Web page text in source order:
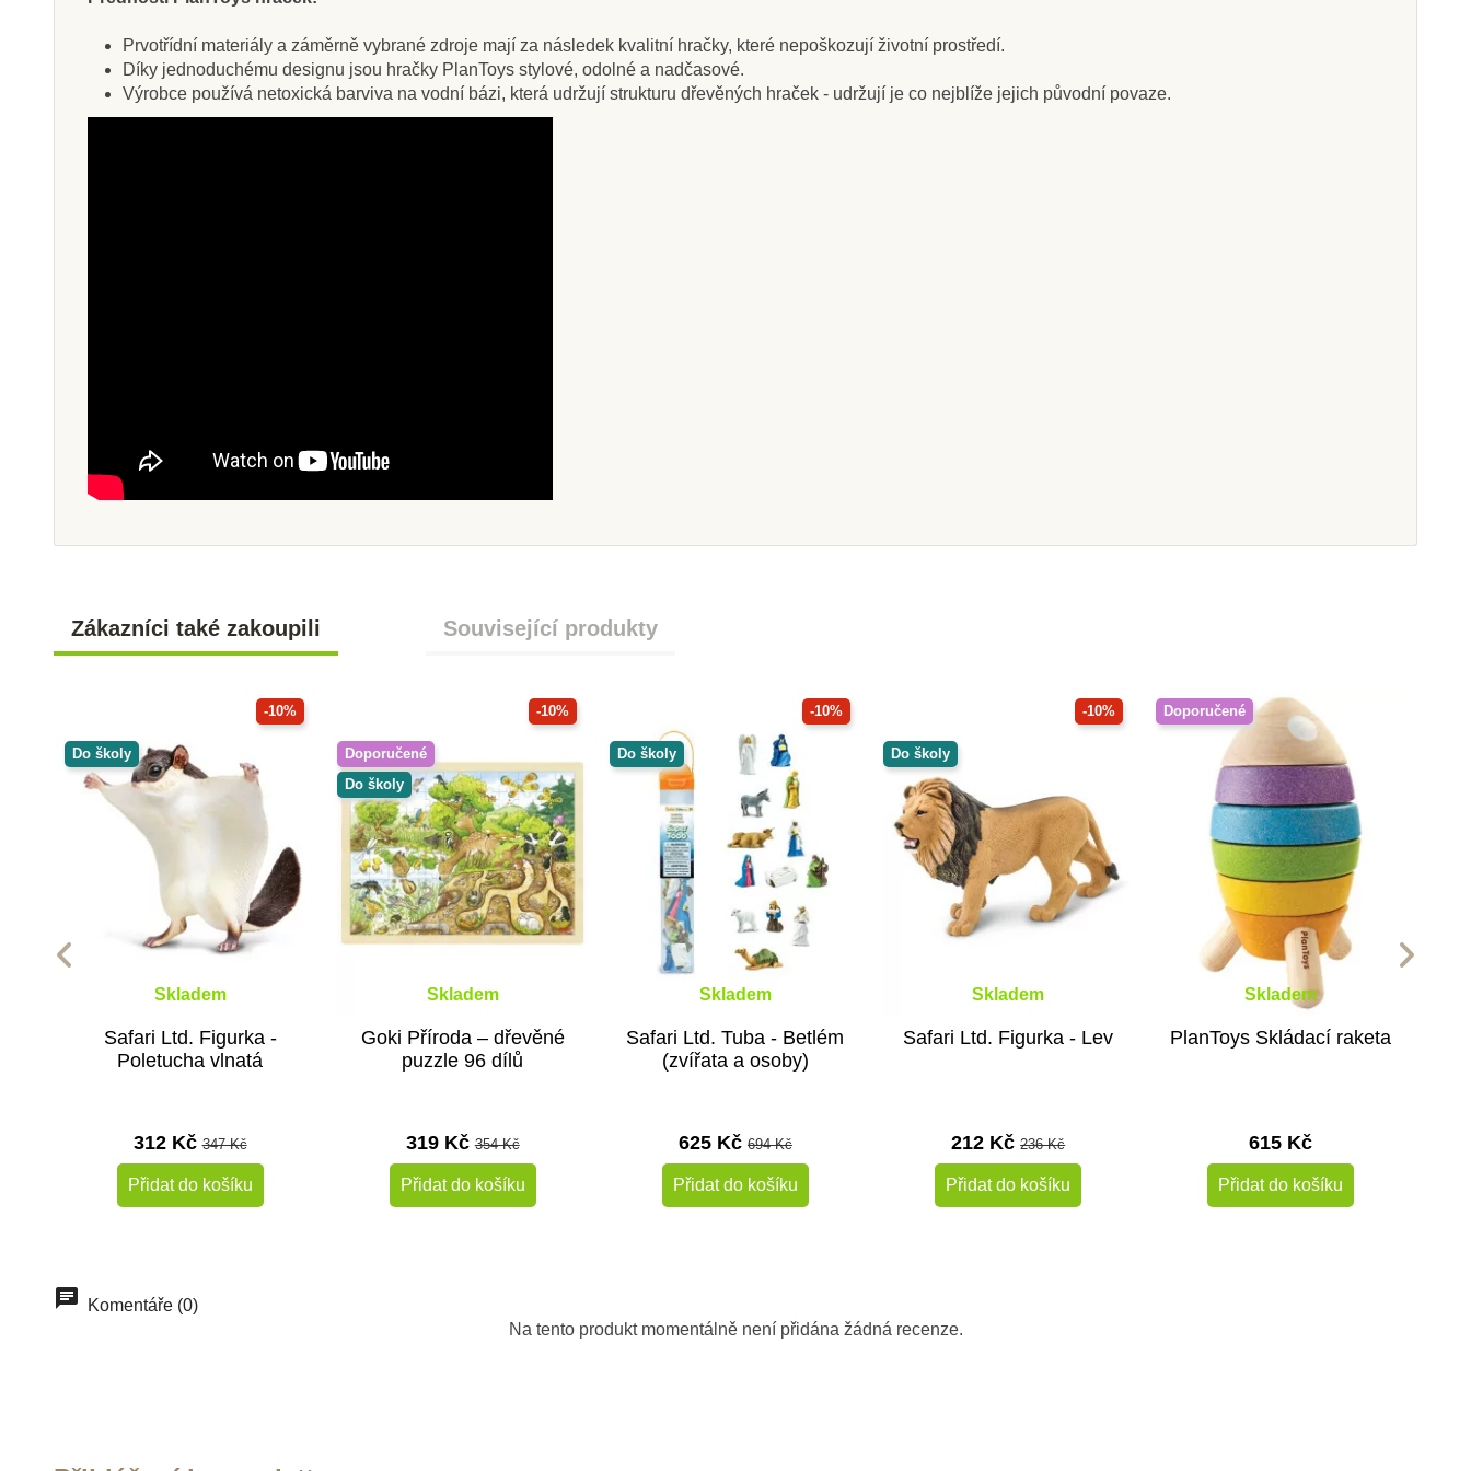
Prvotřídní materiály a záměrně vybrané zdroje mají za následek kvalitní hračky, které nepoškozují životní prostředí.
Díky jednoduchému designu jsou hračky PlanToys stylové, odolné a nadčasové.
Výrobce používá netoxická barviva na vodní bázi, která udržují strukturu dřevěných hraček - udržují je co nejblíže jejich původní povaze.
Zákazníci také zakoupili Související produkty
-10%
Do školy
Skladem
Safari Ltd. Figurka -
Poletucha vlnatá
312 Kč347 Kč
Přidat do košíku
-10%
Doporučené
Do školy
Skladem
Goki Příroda – dřevěné
puzzle 96 dílů
319 Kč354 Kč
Přidat do košíku
-10%
Do školy
Skladem
Safari Ltd. Tuba - Betlém
(zvířata a osoby)
625 Kč 694 Kč
Přidat do košíku
-10%
Do školy
Skladem
Safari Ltd. Figurka - Lev
212 Kč236 Kč
Přidat do košíku
Doporučené
Skladem
PlanToys Skládací raketa
615 Kč
Přidat do košíku
Doporučené
Komentáře (0)
Na tento produkt momentálně není přidána žádná recenze.